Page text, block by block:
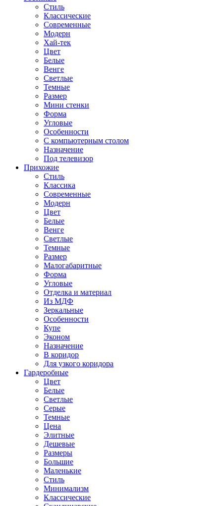
Стиль
Классические
Современные
Модерн
Хай-тек
Цвет
Белые
Венге
Светлые
Темные
Размер
Мини стенки
Форма
Угловые
Особенности
С компьютерным столом
Назначение
Под телевизор
Прихожие
Стиль
Классика
Современные
Модерн
Цвет
Белые
Венге
Светлые
Темные
Размер
Малогабаритные
Форма
Угловые
Отделка и материал
Из МДФ
Зеркальные
Особенности
Купе
Эконом
Назначение
В коридор
Для узкого коридора
Гардеробные
Цвет
Белые
Светлые
Серые
Темные
Цена
Элитные
Дешевые
Размеры
Большие
Маленькие
Стиль
Минимализм
Классические